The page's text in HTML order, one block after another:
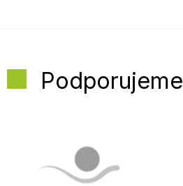
Podporujeme